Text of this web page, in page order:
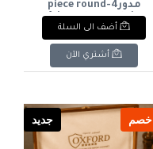
مدور4-piece round
refrigerator container
set
أضف الى السلة
أشتري الآن
خصم جديد